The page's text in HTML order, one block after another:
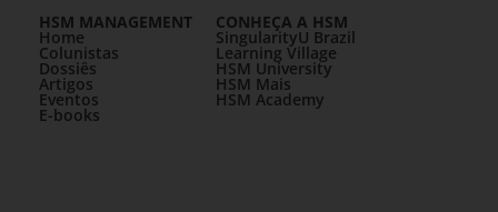
HSM MANAGEMENT
Home
Colunistas
Dossiês
Artigos
Eventos
E-books
CONHEÇA A HSM
SingularityU Brazil
Learning Village
HSM University
HSM Mais
HSM Academy